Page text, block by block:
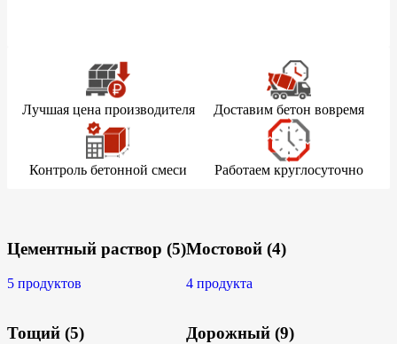
Лучшая цена производителя Доставим бетон вовремя
Контроль бетонной смеси Работаем круглосуточно
Цементный раствор (5)
5 продуктов
Тощий (5)
Мостовой (4)
4 продукта
Дорожный (9)